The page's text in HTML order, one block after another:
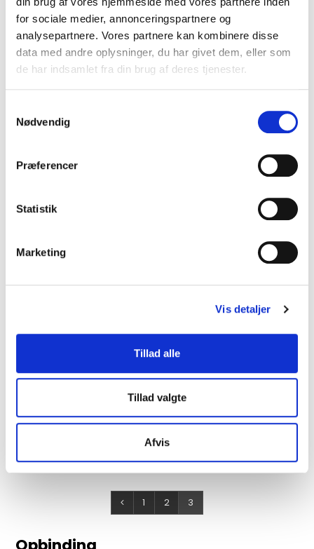
for sociale medier, annonceringspartnere og
analysepartnere. Vores partnere kan kombinere disse
data med andre oplysninger, du har givet dem, eller som
de har indsamlet fra din brug af deres tjenester.
Nødvendig
Præferencer
Statistik
Marketing
Vis detaljer
Tillad alle
Tillad valgte
Afvis
65B
70-150 cm
(inkl. moms)
VIS PRODUKT
1 2 3